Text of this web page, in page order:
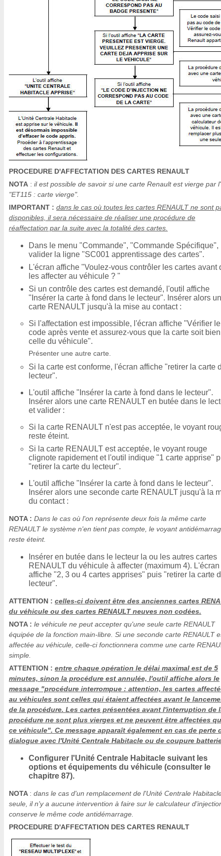
PROCEDURE D'AFFECTATION DES CARTES RENAULT
NOTA : il est possible de savoir si une carte Renault est vierge par
"ET115 : carte vierge".
IMPORTANT : dans le cas où toutes les cartes RENAULT ne sont
disponibles, il sera nécessaire de réaliser une procédure de
réaffectation par la suite avec la totalité des cartes.
Dans le menu "Commande", "Commande Spécifique",
valider la ligne "SC001 apprentissage des cartes".
L'écran affiche "Voulez-vous contrôler les cartes avant
les affecter au véhicule ? "
Si un contrôle des cartes est demandé, l'outil affiche
"Insérer la carte à fond dans le lecteur". Insérer alors
carte RENAULT jusqu'à la mise au contact :
Si l'affectation est impossible, l'écran affiche "Vérifier le
code après vente et assurez-vous que la carte soit bien
celle du véhicule".
Présenter une autre carte.
Si la carte est conforme, l'écran affiche "retirer la carte
lecteur".
L'outil affiche "Insérer la carte à fond dans le lecteur".
Insérer alors une carte RENAULT en butée dans le
et valider :
Si la carte RENAULT n'est pas acceptée, le voyant
reste éteint.
Si la carte RENAULT est acceptée, le voyant rouge
clignote rapidement et l'outil indique "1 carte apprise"
"retirer la carte du lecteur".
L'outil affiche "Insérer la carte à fond dans le lecteur".
Insérer alors une seconde carte RENAULT jusqu'à la
du contact :
NOTA : Dans le cas où l'on représente deux fois la même carte
RENAULT le système n'en tient pas compte, le voyant
reste éteint.
Insérer en butée dans le lecteur la ou les autres cartes
RENAULT du véhicule à affecter (maximum 4). L'écran
affiche "2, 3 ou 4 cartes apprises" puis "retirer la carte
lecteur".
ATTENTION : celles-ci doivent être des anciennes cartes
du véhicule ou des cartes RENAULT neuves non codées.
NOTA : le véhicule ne peut accepter qu'une seule carte RENAULT
équipée de la fonction main-libre. Si une seconde carte RENAULT
affectée au véhicule, celle-ci fonctionnera comme une carte
simple.
ATTENTION : entre chaque opération le délai maximal est de 5
minutes, sinon la procédure est annulée, l'outil affiche alors le
message "procédure interrompue : attention, les cartes
au véhicules sont celles qui étaient affectées avant le
de la procédure. Les cartes présentées avant l'interruption de
procédure ne sont plus vierges et ne peuvent être affectées
ce véhicule". Ce message apparaît également en cas de perte
dialogue avec l'Unité Centrale Habitacle ou de coupure
Configurer l'Unité Centrale Habitacle suivant les
options et équipements du véhicule (consulter le
chapitre 87).
NOTA : dans le cas d'un remplacement de l'Unité Centrale
seule, il n'y a aucune intervention à faire sur le calculateur
conserve le même code antidémarrage.
PROCEDURE D'AFFECTATION DES CARTES RENAULT